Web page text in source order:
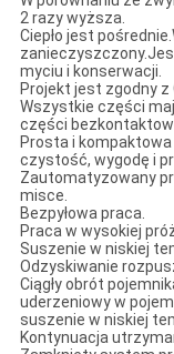
2 razy wyższa.
Ciepło jest
myciu i konserwacji.
Projekt jest zgodny z
Wszystkie części
części
Prosta i
czystość, wygodę i
Zautomatyzowany
misce.
Bezpyłowa praca.
Praca w wysokiej
Suszenie w niskiej
Odzyskiwanie
Ciągły obrót
uderzeniowy w
suszenie w niskiej
Kontynuacja